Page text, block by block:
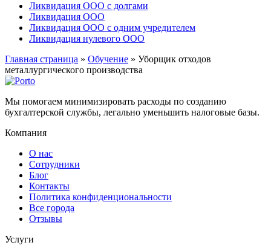
Ликвидация ООО с долгами
Ликвидация ООО
Ликвидация ООО с одним учредителем
Ликвидация нулевого ООО
Главная страница » Обучение » Уборщик отходов
металлургического производства
Мы помогаем минимизировать расходы по созданию
бухгалтерской службы, легально уменьшить налоговые базы.
Компания
О нас
Сотрудники
Блог
Контакты
Политика конфиденциональности
Все города
Отзывы
Услуги